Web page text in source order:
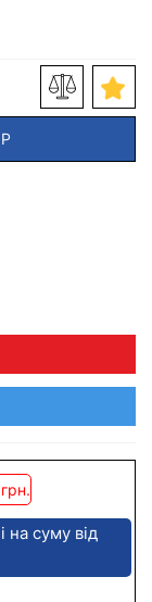
на суму від